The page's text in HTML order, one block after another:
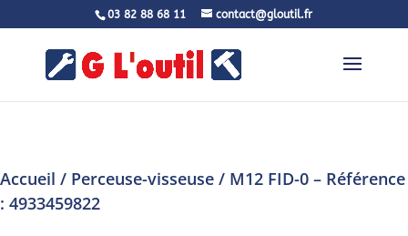
03 82 88 68 11 contact@gloutil.fr
Accueil / Perceuse-visseuse / M12 FID-0 – Référence
: 4933459822